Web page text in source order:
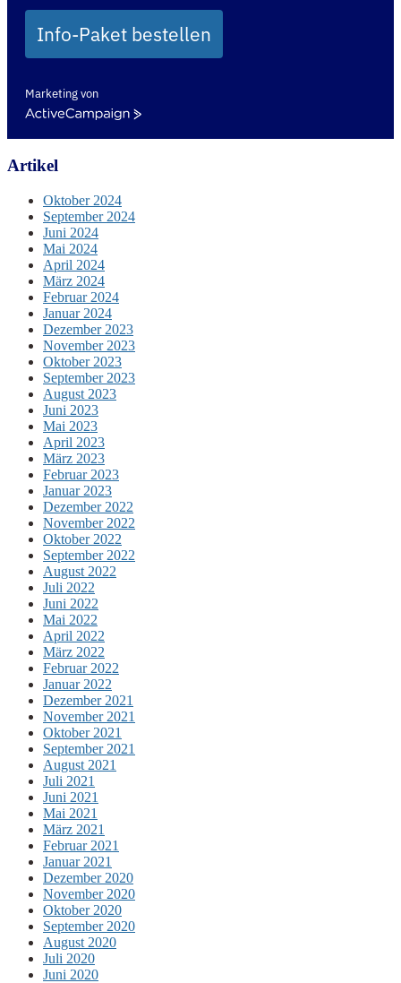
Info-Paket bestellen
Marketing von
ActiveCampaign
Artikel
Oktober 2024
September 2024
Juni 2024
Mai 2024
April 2024
März 2024
Februar 2024
Januar 2024
Dezember 2023
November 2023
Oktober 2023
September 2023
August 2023
Juni 2023
Mai 2023
April 2023
März 2023
Februar 2023
Januar 2023
Dezember 2022
November 2022
Oktober 2022
September 2022
August 2022
Juli 2022
Juni 2022
Mai 2022
April 2022
März 2022
Februar 2022
Januar 2022
Dezember 2021
November 2021
Oktober 2021
September 2021
August 2021
Juli 2021
Juni 2021
Mai 2021
März 2021
Februar 2021
Januar 2021
Dezember 2020
November 2020
Oktober 2020
September 2020
August 2020
Juli 2020
Juni 2020